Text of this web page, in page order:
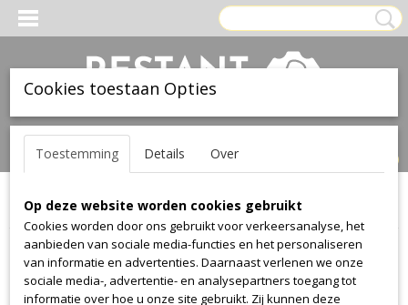
Inloggen Registreren
(0)
Home >Stof>Textaafoam>Jazz>Jazz 60
Cookies toestaan Opties
Toestemming Details Over
Op deze website worden cookies gebruikt
Cookies worden door ons gebruikt voor verkeersanalyse, het
aanbieden van sociale media-functies en het personaliseren
van informatie en advertenties. Daarnaast verlenen we onze
sociale media-, advertentie- en analysepartners toegang tot
informatie over hoe u onze site gebruikt. Zij kunnen deze